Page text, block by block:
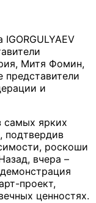
Митя Фомин,
представители
и
самых ярких
подтвердив
роскоши
вчера –
проект,
ценностях.